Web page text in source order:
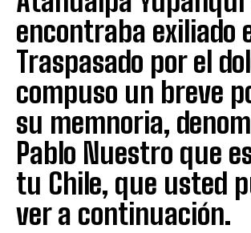
encontraba exiliado
Traspasado por el
compuso un breve
su memnoria,
Pablo Nuestro que
tu Chile, que usted
ver a continuación.